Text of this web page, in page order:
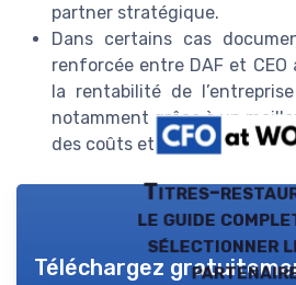
partner stratégique.
Dans certains cas
renforcée entre DAF et CEO
la rentabilité de
notamment grâce à un
des coûts et de la trésorerie.
Titres-
le guide
sélectionner
Téléchargez